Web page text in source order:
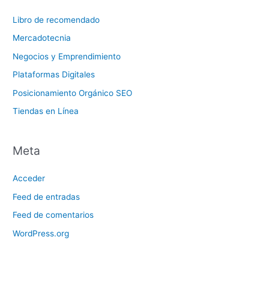
Libro de recomendado
Mercadotecnia
Negocios y Emprendimiento
Plataformas Digitales
Posicionamiento Orgánico SEO
Tiendas en Línea
Meta
Acceder
Feed de entradas
Feed de comentarios
WordPress.org